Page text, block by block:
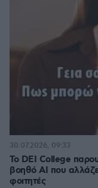
Το DEI College
βοηθό AI που
φοιτητές
30.07.2026, 09:33